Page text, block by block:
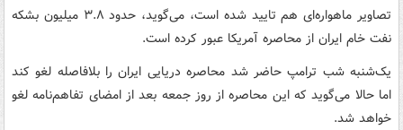
تصاویر ماهواره‌ای هم تایید شده است، می‌گوید، حدود ۳.۸ میلیون بشکه
نفت خام ایران از محاصره آمریکا عبور کرده است.
یک‌شنبه شب ترامپ حاضر شد محاصره دریایی ایران را بلافاصله لغو کند
اما حالا می‌گوید که این محاصره از روز جمعه بعد از امضای تفاهم‌نامه لغو
خواهد شد.